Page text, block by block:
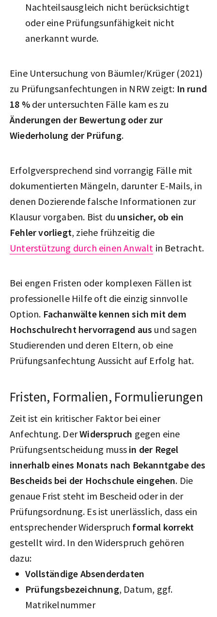
Nachteilsausgleich nicht berücksichtigt
oder eine Prüfungsunfähigkeit nicht
anerkannt wurde.
Eine Untersuchung von Bäumler/Krüger (2021)
zu Prüfungsanfechtungen in NRW zeigt: In rund
18 %der untersuchten Fälle kam es zu
Änderungen der Bewertung oder zur
Wiederholung der Prüfung.
Erfolgversprechend sind vorrangig Fälle mit
dokumentierten Mängeln, darunter E-Mails, in
denen Dozierende falsche Informationen zur
Klausur vorgaben. Bist du unsicher, ob ein
Fehler vorliegt, ziehe frühzeitig die
Unterstützung durch einen Anwalt in Betracht.
Bei engen Fristen oder komplexen Fällen ist
professionelle Hilfe oft die einzig sinnvolle
Option. Fachanwälte kennen sich mit dem
Hochschulrecht hervorragend aus und sagen
Studierenden und deren Eltern, ob eine
Prüfungsanfechtung Aussicht auf Erfolg hat.
Fristen, Formalien, Formulierungen
Zeit ist ein kritischer Faktor bei einer
Anfechtung. DerWiderspruch gegen eine
Prüfungsentscheidung muss in der Regel
innerhalb eines Monats nach Bekanntgabe des
Bescheids bei der Hochschule eingehen. Die
genaue Frist steht im Bescheid oder in der
Prüfungsordnung. Es ist unerlässlich, dass ein
entsprechender Widerspruch formal korrekt
gestellt wird. In den Widerspruch gehören
dazu:
Vollständige Absenderdaten
Prüfungsbezeichnung, Datum, ggf.
Matrikelnummer